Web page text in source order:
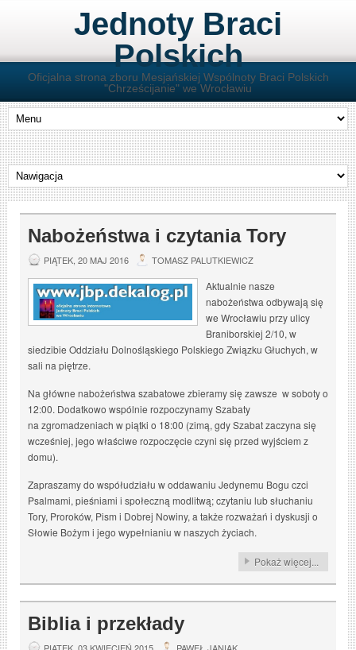
Jednoty Braci
Polskich
Oficjalna strona zboru Mesjańskiej Wspólnoty Braci Polskich
"Chrześcijanie" we Wrocławiu
Nabożeństwa i czytania Tory
PIĄTEK, 20 MAJ 2016 TOMASZ PALUTKIEWICZ
Aktualnie nasze
nabożeństwa odbywają się
we Wrocławiu przy ulicy
Braniborskiej 2/10, w
siedzibie Oddziału Dolnośląskiego Polskiego Związku Głuchych, w
sali na piętrze.
Na główne nabożeństwa szabatowe zbieramy się zawsze w soboty o
12:00. Dodatkowo wspólnie rozpoczynamy Szabaty
na zgromadzeniach w piątki o 18:00 (zimą, gdy Szabat zaczyna się
wcześniej, jego właściwe rozpoczęcie czyni się przed wyjściem z
domu).
Zapraszamy do współudziału w oddawaniu Jedynemu Bogu czci
Psalmami, pieśniami i społeczną modlitwą; czytaniu lub słuchaniu
Tory, Proroków, Pism i Dobrej Nowiny, a także rozważań i dyskusji o
Słowie Bożym i jego wypełnianiu w naszych życiach.
Pokaż więcej...
Biblia i przekłady
PIĄTEK, 03 KWIECIEŃ 2015 PAWEŁ JANIAK